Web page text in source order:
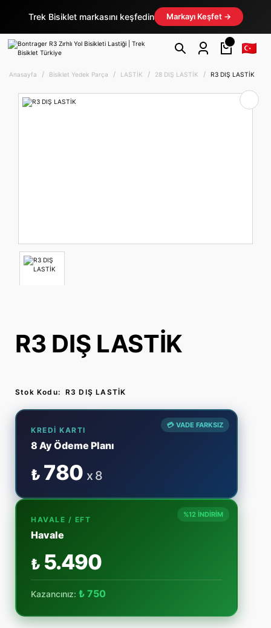
Trek Bisiklet markasını keşfedin Markayı Keşfet →
Anasayfa Bisiklet Yedek Parça LASTİK 28 DIŞ LASTİK R3 DIŞ LASTİK
R3 DIŞ LASTİK
Stok Kodu: R3 DIŞ LASTİK
💳 VADE FARKSIZ
KREDI KARTI
8 Ay Ödeme Planı
₺ 780 x 8
%12 İNDİRİM
HAVALE / EFT
Havale
₺ 5.490
Kazancınız: ₺ 750